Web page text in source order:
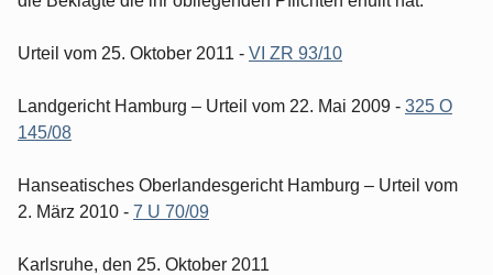
Urteil vom 25. Oktober 2011 - VI ZR 93/10
Landgericht Hamburg – Urteil vom 22. Mai 2009 - 325 O
145/08
Hanseatisches Oberlandesgericht Hamburg – Urteil vom
2. März 2010 - 7 U 70/09
Karlsruhe, den 25. Oktober 2011